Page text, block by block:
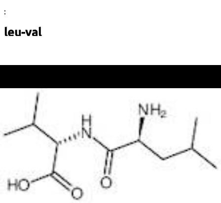
:
leu-val
presença de ambos os aminoácidos de cadeia ramificada,
que contribuem para suas propriedades de solubilidade e
funções biológicas. leu-val desempenha um papel na síntese
de proteínas e está envolvido em vários processos
metabólicos. A substância é tipicamente encontrada na
forma de peptídeo e pode ser sintetizada através da
formação de ligações peptídicas entre o grupo carboxila da
leucina e o grupo amino da valina. Sua estrutura molecular
inclui uma disposição específica de átomos que influencia
suas interações em sistemas biológicos. leu-val é de
interesse em estudos nutricionais e pode ter implicações no
metabolismo muscular e na recuperação, particularmente no
contexto do exercício e da suplementação dietética. Assim